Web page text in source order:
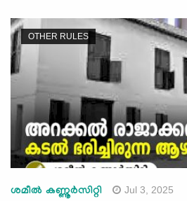
OTHER RULES
ശമീൽ കണ്ണൂർസിറ്റി Jul 3, 2025